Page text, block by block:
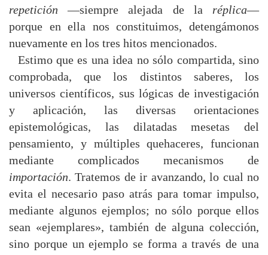
repetición —siempre alejada de la réplica—
porque en ella nos constituimos, detengámonos
nuevamente en los tres hitos mencionados.
Estimo que es una idea no sólo compartida, sino
comprobada, que los distintos saberes, los
universos científicos, sus lógicas de investigación
y aplicación, las diversas orientaciones
epistemológicas, las dilatadas mesetas del
pensamiento, y múltiples quehaceres, funcionan
mediante complicados mecanismos de
importación. Tratemos de ir avanzando, lo cual no
evita el necesario paso atrás para tomar impulso,
mediante algunos ejemplos; no sólo porque ellos
sean «ejemplares», también de alguna colección,
sino porque un ejemplo se forma a través de una